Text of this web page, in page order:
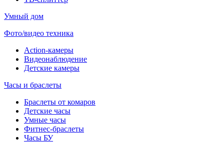
Умный дом
Фото/видео техника
Action-камеры
Видеонаблюдение
Детские камеры
Часы и браслеты
Браслеты от комаров
Детские часы
Умные часы
Фитнес-браслеты
Часы БУ